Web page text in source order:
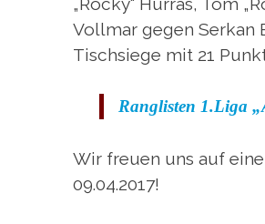
Vollmar gegen Serkan
Tischsiege mit 21
Ranglisten 1.Liga
Wir freuen uns auf
09.04.2017!